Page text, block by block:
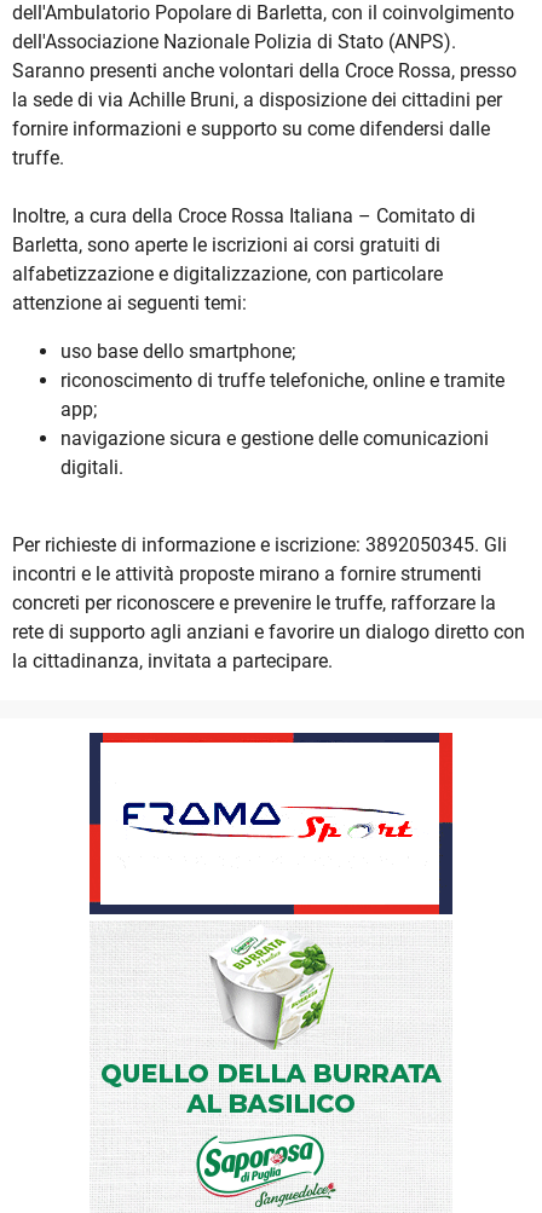
dell'Ambulatorio Popolare di Barletta, con il coinvolgimento
dell'Associazione Nazionale Polizia di Stato (ANPS).
Saranno presenti anche volontari della Croce Rossa, presso
la sede di via Achille Bruni, a disposizione dei cittadini per
fornire informazioni e supporto su come difendersi dalle
truffe.
Inoltre, a cura della Croce Rossa Italiana – Comitato di
Barletta, sono aperte le iscrizioni ai corsi gratuiti di
alfabetizzazione e digitalizzazione, con particolare
attenzione ai seguenti temi:
uso base dello smartphone;
riconoscimento di truffe telefoniche, online e tramite
app;
navigazione sicura e gestione delle comunicazioni
digitali.
Per richieste di informazione e iscrizione: 3892050345. Gli
incontri e le attività proposte mirano a fornire strumenti
concreti per riconoscere e prevenire le truffe, rafforzare la
rete di supporto agli anziani e favorire un dialogo diretto con
la cittadinanza, invitata a partecipare.